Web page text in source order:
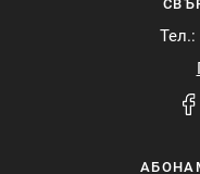
Тел.: